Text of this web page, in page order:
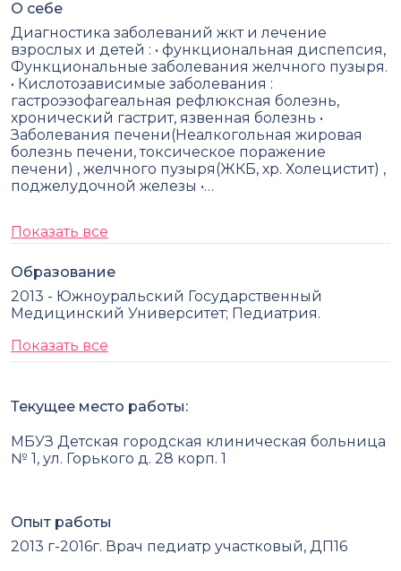
О себе
Диагностика заболеваний жкт и лечение
взрослых и детей : • функциональная диспепсия,
Функциональные заболевания желчного пузыря.
• Кислотозависимые заболевания :
гастроэзофагеальная рефлюксная болезнь,
хронический гастрит, язвенная болезнь •
Заболевания печени(Неалкогольная жировая
болезнь печени, токсическое поражение
печени) , желчного пузыря(ЖКБ, хр. Холецистит) ,
поджелудочной железы •…
Показать все
Образование
2013 - Южноуральский Государственный
Медицинский Университет; Педиатрия.
Показать все
Текущее место работы:
МБУЗ Детская городская клиническая больница
№ 1, ул. Горького д. 28 корп. 1
Опыт работы
2013 г-2016г. Врач педиатр участковый, ДП16